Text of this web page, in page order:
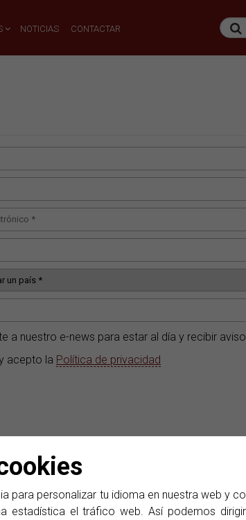
para personalizar tu idioma en nuestra web y
estadística el tráfico web. Así podemos
NOTICIAS CONTACTAR
a nuestro e-news para estar al día y recibir
acepto la Política de privacidad